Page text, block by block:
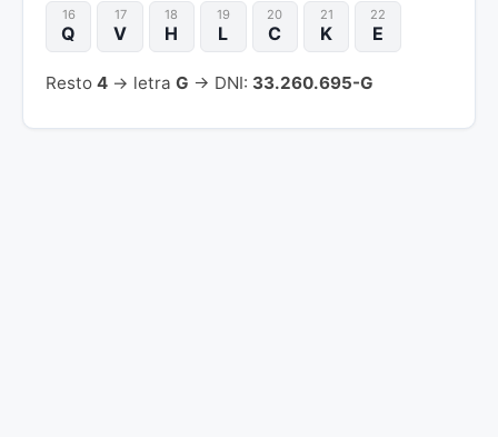
16
Q
17
V
18
H
19
L
20
C
21
K
22
E
Resto 4 → letra G → DNI: 33.260.695-G